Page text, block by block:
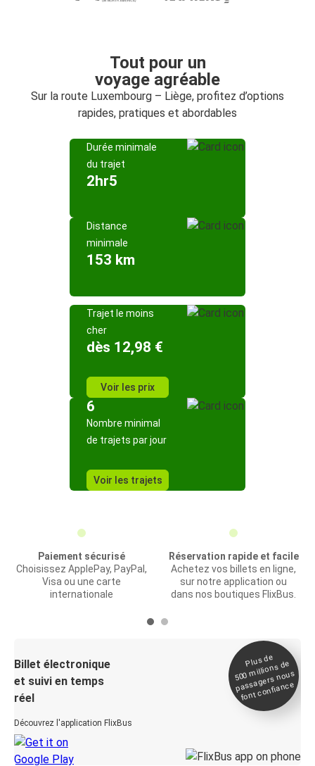
Tout pour un
voyage agréable
Sur la route Luxembourg – Liège, profitez d’options
rapides, pratiques et abordables
Durée minimale
du trajet
2hr5
Distance
minimale
153 km
Trajet le moins
cher
dès 12,98 €
Voir les prix
6
Nombre minimal
de trajets par jour
Voir les trajets
Paiement sécurisé
Choisissez ApplePay, PayPal,
Visa ou une carte
internationale
Réservation rapide et facile
Achetez vos billets en ligne,
sur notre application ou
dans nos boutiques FlixBus.
Billet électronique
et suivi en temps
réel
Découvrez l'application FlixBus
Plus de
500
millions de
passagers nous
font confiance